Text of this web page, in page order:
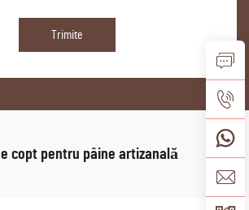
Trimite
copt pentru pâine artizanală